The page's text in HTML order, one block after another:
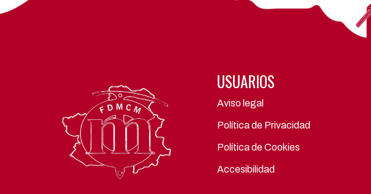
USUARIOS
Aviso legal
Política de Privacidad
Política de Cookies
Accesibilidad